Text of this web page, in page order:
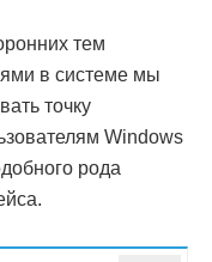
тем
в системе мы
точку
Windows
рода